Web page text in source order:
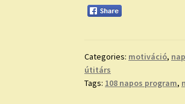
Categories: motiváció,
útitárs
Tags: 108 napos program,